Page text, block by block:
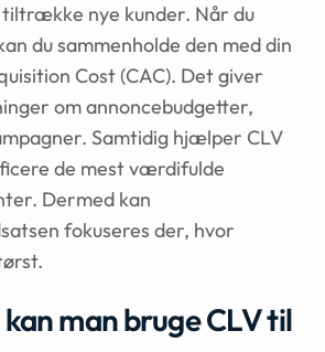
nye kunder. Når du
du sammenholde den med din
Cost (CAC). Det giver
om annoncebudgetter,
Samtidig hjælper CLV
de mest værdifulde
Dermed kan
fokuseres der, hvor
man bruge CLV til